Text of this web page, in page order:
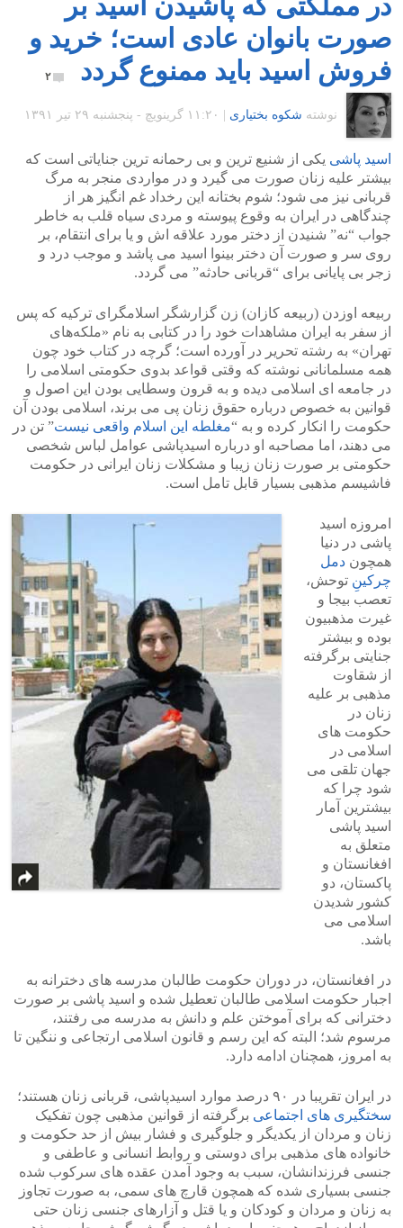
صورت بانوان عادی است؛ خرید و
فروش اسید باید ممنوع گردد
۲
نوشته شکوه بختیاری ۱۱:۲۰ گرينويچ - پنجشنبه ۲۹ تیر ۱۳۹۱
اسید پاشی یکی از شنیع ترین و بی رحمانه ترین جنایاتی است که
بیشتر علیه زنان صورت می گیرد و در مواردی منجر به مرگ
قربانی نیز می شود؛ شوم بختانه این رخداد غم انگیز هر از
چندگاهی در ایران به وقوع پیوسته و مردی سیاه قلب به خاطر
جواب “نه” شنیدن از دختر مورد علاقه اش و یا برای انتقام، بر
روی سر و صورت آن دختر بینوا اسید می پاشد و موجب درد و
زجر بی پایانی برای “قربانی حادثه” می گردد.
ربیعه‌ اوزدن (ربیعه کازان) زن گزارشگر اسلامگرای ترکیه‌ که پس
از سفر به‌ ایران مشاهدات خود را در کتابی به‌ نام «ملکه‌های
تهران» به رشته‌ تحریر در آورده‌ است؛ گرچه در کتاب خود چون
همه مسلمانانی نوشته که وقتی قواعد بدوی حکومتی اسلامی را
در جامعه ای اسلامی دیده و به قرون وسطایی بودن این اصول و
قوانین به خصوص درباره حقوق زنان پی می برند، اسلامی بودن آن
حکومت را انکار کرده و به “مغلطه این اسلام واقعی نیست” تن در
می دهند، اما مصاحبه او درباره اسیدپاشی عوامل لباس شخصی
حکومتی بر صورت زنان زیبا و مشکلات زنان ایرانی در حکومت
فاشیسم مذهبی بسیار قابل تامل است.
امروزه اسید
پاشی در دنیا
همچون دمل
چرکینِ توحش،
تعصب بیجا و
غیرت مذهبیون
بوده و بیشتر
جنایتی برگرفته
از شقاوت
مذهبی بر علیه
زنان در
حکومت های
اسلامی در
جهان تلقی می
شود چرا که
بیشترین آمار
اسید پاشی
متعلق به
افغانستان و
پاکستان، دو
کشور شدیدن
اسلامی می
باشد.
در افغانستان، در دوران حکومت طالبان مدرسه‌ های دخترانه به
اجبار حکومت اسلامی طالبان تعطیل شده و اسید پاشی بر صورت
دخترانی که برای آموختن علم و دانش به مدرسه می رفتند،
مرسوم شد؛ البته که این رسم و قانون اسلامی ارتجاعی و ننگین تا
به امروز، همچنان ادامه دارد.
در ایران تقریبا در ۹۰ درصد موارد اسیدپاشی، قربانی زنان هستند؛
سختگیری های اجتماعی برگرفته از قوانین مذهبی چون تفکیک
زنان و مردان از یکدیگر و جلوگیری و فشار بیش از حد حکومت و
خانواده های مذهبی برای دوستی و روابط انسانی و عاطفی و
جنسی فرزندانشان، سبب به وجود آمدن عقده های سرکوب شده
جنسی بسیاری شده که همچون قارچ های سمی، به صورت تجاوز
به زنان و مردان و کودکان و یا قتل و آزارهای جنسی زنان حتی